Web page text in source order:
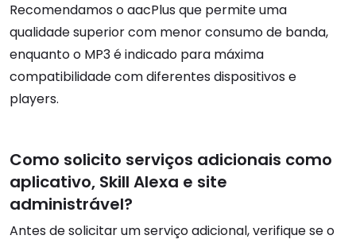
Recomendamos o aacPlus que permite uma
qualidade superior com menor consumo de banda,
enquanto o MP3 é indicado para máxima
compatibilidade com diferentes dispositivos e
players.
Como solicito serviços adicionais como
aplicativo, Skill Alexa e site
administrável?
Antes de solicitar um serviço adicional, verifique se o